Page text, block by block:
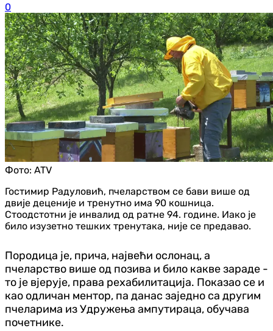
0
Фото: ATV
Гостимир Радуловић, пчеларством се бави више од
двије деценије и тренутно има 90 кошница.
Стоодстотни је инвалид од ратне 94. године. Иако је
било изузетно тешких тренутака, није се предавао.
Породица је, прича, највећи ослонац, а
пчеларство више од позива и било какве зараде -
то је вјерује, права рехабилитација. Показао се и
као одличан ментор, па данас заједно са другим
пчеларима из Удружења ампутираца, обучава
почетнике.